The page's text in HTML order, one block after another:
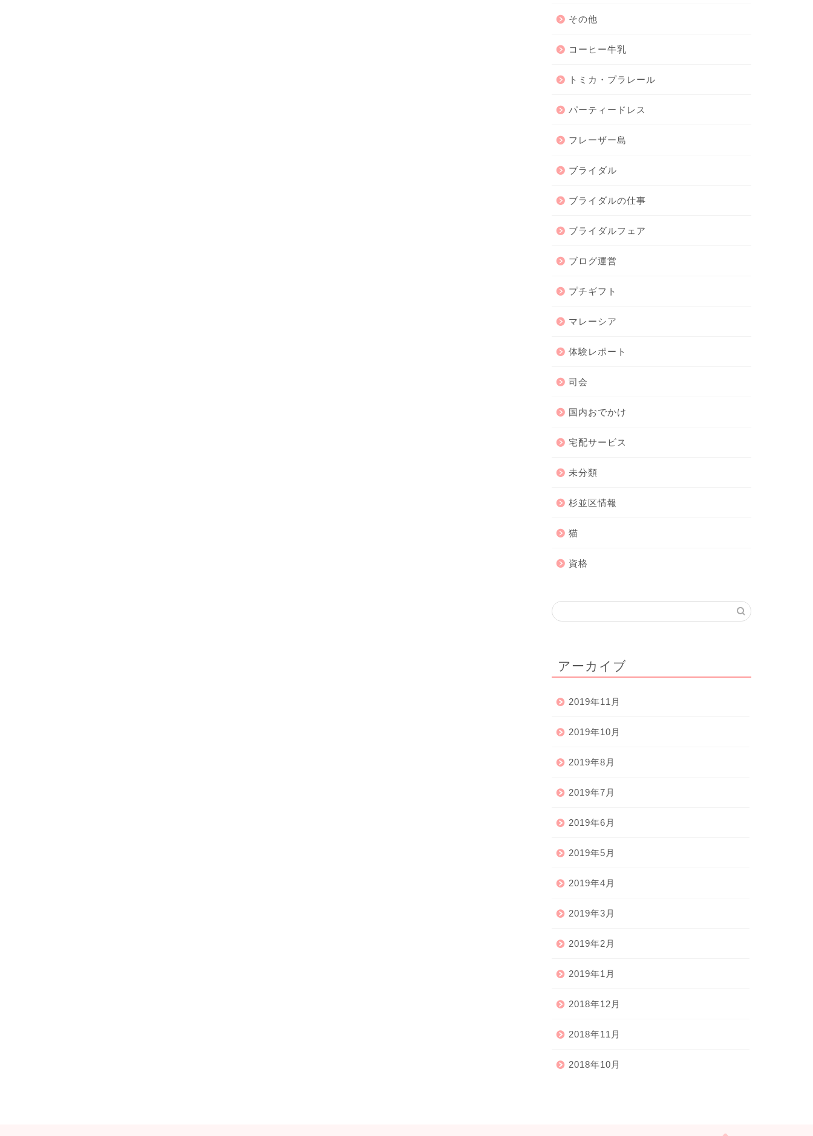
その他
コーヒー牛乳
トミカ・プラレール
パーティードレス
フレーザー島
ブライダル
ブライダルの仕事
ブライダルフェア
ブログ運営
プチギフト
マレーシア
体験レポート
司会
国内おでかけ
宅配サービス
未分類
杉並区情報
猫
資格
アーカイブ
2019年11月
2019年10月
2019年8月
2019年7月
2019年6月
2019年5月
2019年4月
2019年3月
2019年2月
2019年1月
2018年12月
2018年11月
2018年10月